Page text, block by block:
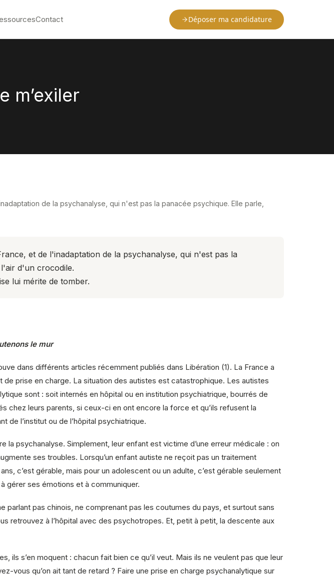
Contact Déposer ma candidature
m’exiler
de la psychanalyse, qui n'est pas la panacée psychique. Elle parle,
et de l'inadaptation de la psychanalyse, qui n'est pas la
d'un crocodile.
lui mérite de tomber.
le mur
dans différents articles récemment publiés dans Libération (1). La France a
prise en charge. La situation des autistes est catastrophique. Les autistes
sont : soit internés en hôpital ou en institution psychiatrique, bourrés de
chez leurs parents, si ceux-ci en ont encore la force et qu’ils refusent la
de l’institut ou de l’hôpital psychiatrique.
psychanalyse. Simplement, leur enfant est victime d’une erreur médicale : on
ses troubles. Lorsqu’un enfant autiste ne reçoit pas un traitement
c’est gérable, mais pour un adolescent ou un adulte, c’est gérable seulement
gérer ses émotions et à communiquer.
pas chinois, ne comprenant pas les coutumes du pays, et surtout sans
retrouvez à l’hôpital avec des psychotropes. Et, petit à petit, la descente aux
ils s’en moquent : chacun fait bien ce qu’il veut. Mais ils ne veulent pas que leur
vous qu’on ait tant de retard ? Faire une prise en charge psychanalytique sur